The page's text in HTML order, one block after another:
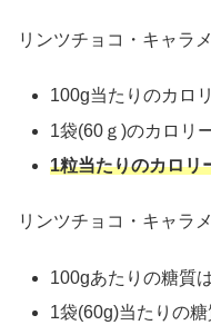
リンツチョコ・キャラ
100g当たりのカロ
1袋(60ｇ)のカロリ
1粒当たりのカロリ
リンツチョコ・キャラ
100gあたりの糖質
1袋(60g)当たりの糖